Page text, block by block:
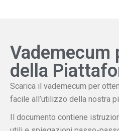
Vademecum
della
Scarica il vademecum per
facile all’utilizzo della nostra
Il documento contiene